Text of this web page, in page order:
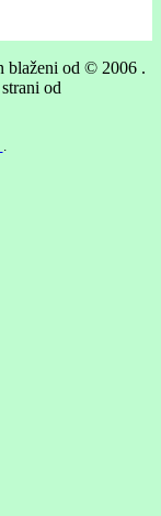
blaženi od © 2006 .
od
.